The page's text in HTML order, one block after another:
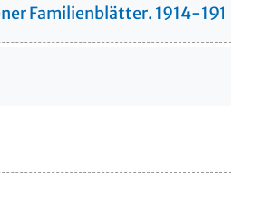
Familienblätter. 1914-1914